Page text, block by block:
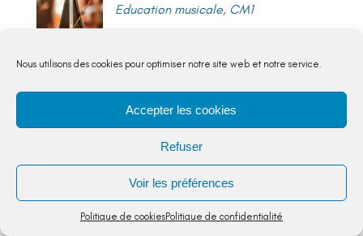
Nous utilisons des cookies pour optimiser notre site web et notre service.
Accepter les cookies
Refuser
Voir les préférences
Politique de cookiesPolitique de confidentialité
Education musicale, CM1
qui est « logée au sommet d’un clocher ».
C’est une belle occasion d’établir une
passerelle avec...
5,00€
Poème qui met en scène une
d’un clocher ». C’est une belle